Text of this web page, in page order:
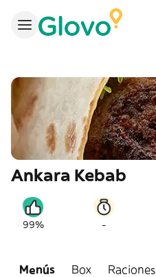
Ankara Kebab
99% -
Menús Box Raciones